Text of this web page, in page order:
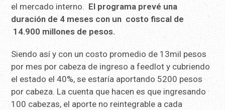
el mercado interno. El programa prevé una
duración de 4 meses con un costo fiscal de
14.900 millones de pesos.
Siendo así y con un costo promedio de 13mil pesos
por mes por cabeza de ingreso a feedlot y cubriendo
el estado el 40%, se estaría aportando 5200 pesos
por cabeza. La cuenta que hacen es que ingresando
100 cabezas, el aporte no reintegrable a cada